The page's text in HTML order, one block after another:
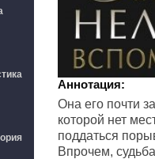
Аннотация:
Она его почти
которой нет
поддаться
Впрочем,